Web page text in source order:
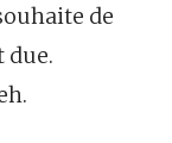
de
due.